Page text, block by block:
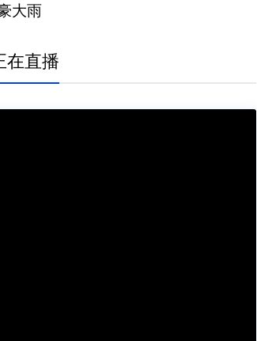
大雨
在直播